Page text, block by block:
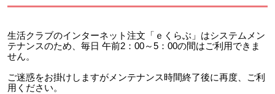
生活クラブのインターネット注文「ｅくらぶ」はシステムメン
テナンスのため、毎日 午前2：00～5：00の間はご利用できま
せん。
ご迷惑をお掛けしますがメンテナンス時間終了後に再度、ご利
用ください。